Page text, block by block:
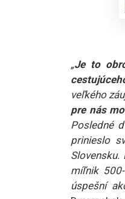
„Je to
veľkého
pre nás
Posledné
prinieslo
míľnik
úspešní